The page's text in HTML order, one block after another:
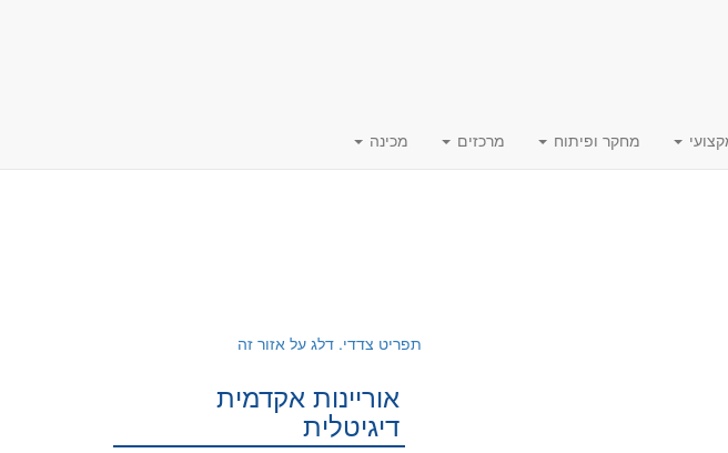
מחקר ופיתוח מרכזים מכינה
תפריט צדדי. דלג על אזור זה
אוריינות אקדמית
דיגיטלית